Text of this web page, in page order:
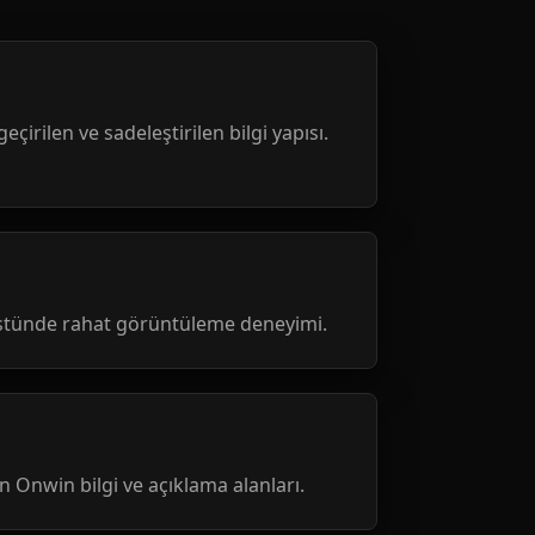
ve sadeleştirilen bilgi yapısı.
rahat görüntüleme deneyimi.
Onwin bilgi ve açıklama alanları.